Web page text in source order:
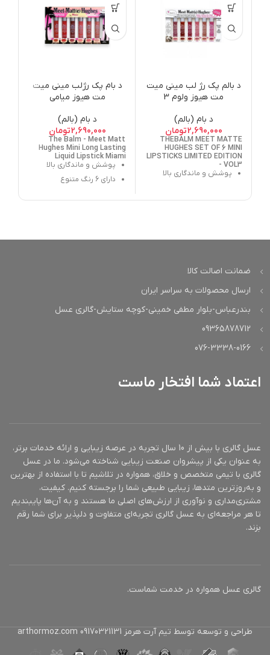
د بالم پک رژ لب مینی میت
مت هیوز ولوم 3
د بام (بالم)
2,690,000تومان
THEBALM MEET MATTE
HUGHES SET OF 6 MINI
LIPSTICKS LIMITED EDITION
- VOL3
پوشش و ماندگاری بالا
فینیش مات و مخملی
د بام پک رژلب مینی میت
مت هیوز میامی
د بام (بالم)
2,690,000تومان
The Balm - Meet Matt
Hughes Mini Long Lasting
Liquid Lipstick Miami
پوشش و ماندگاری بالا
دارای 6 رنگ متنوع
ضمانت اصالت کالا
ارسال محصولات به سراسر ایران
بندرعباس-بلوار مطفی خمینی-کوچه ستایش-گالری عسل
09365878712
076-3338-0166
اعتماد شما افتخار ماست
عسل گالری با بیش از 10 سال تجربه در عرصه زیبایی و ارائه خدمات برتر،
به عنوان یکی از پیشروان صنعت زیبایی شناخته می‌شود. ما در عسل
گالری با تیمی متخصص و خلاق، همواره در تلاشیم تا با استفاده از بهترین
و به‌روزترین متدها، زیبایی طبیعی شما را برجسته کنیم. کیفیت،
مشتری‌مداری و نوآوری از ارزش‌های اصلی ما هستند و به آن‌ها پایبندیم
تا هر مراجعه‌ای به عسل گالری تجربه‌ای متفاوت و دلپذیر برای شما رقم
بزند.
گالری عسل همواره در خدمت شماست.
طراحی و توسعه توسط تیم آرت هرمز 09170321131 arthormoz.com